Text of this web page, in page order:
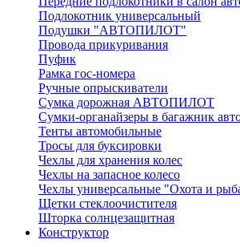
Подлокотник универсальный
Подушки "АВТОПИЛОТ"
Провода прикуривания
Пуфик
Рамка гос-номера
Ручные опрыскиватели
Сумка дорожная АВТОПИЛОТ
Сумки-органайзеры в багажник
Тенты автомобильные
Тросы для буксировки
Чехлы для хранения колес
Чехлы на запасное колесо
Чехлы универсальные "Охота и
Щетки стеклоочистителя
Шторка солнцезащитная
Конструктор